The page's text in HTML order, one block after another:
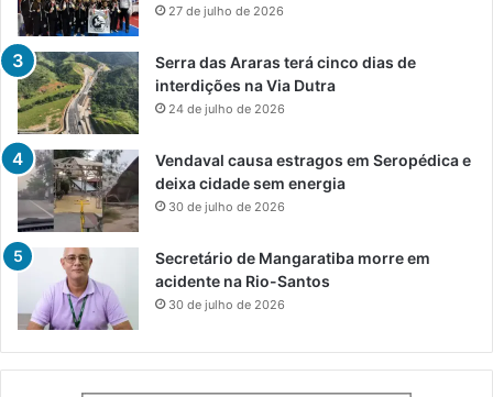
27 de julho de 2026
Serra das Araras terá cinco dias de
interdições na Via Dutra
24 de julho de 2026
Vendaval causa estragos em Seropédica e
deixa cidade sem energia
30 de julho de 2026
Secretário de Mangaratiba morre em
acidente na Rio-Santos
30 de julho de 2026